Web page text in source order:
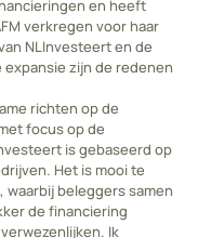
en heeft
verkregen voor haar
NLInvesteert en de
zijn de redenen
richten op de
focus op de
is gebaseerd op
Het is mooi te
beleggers samen
de financiering
Ik